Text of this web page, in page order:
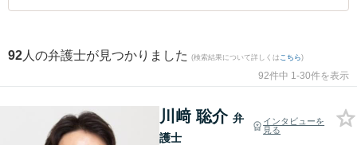
92 人の弁護士が見つかりました (検索結果について詳しくは こちら)
92件中 1-30件を表示
川﨑 聡介 弁
護士
インタビューを
見る